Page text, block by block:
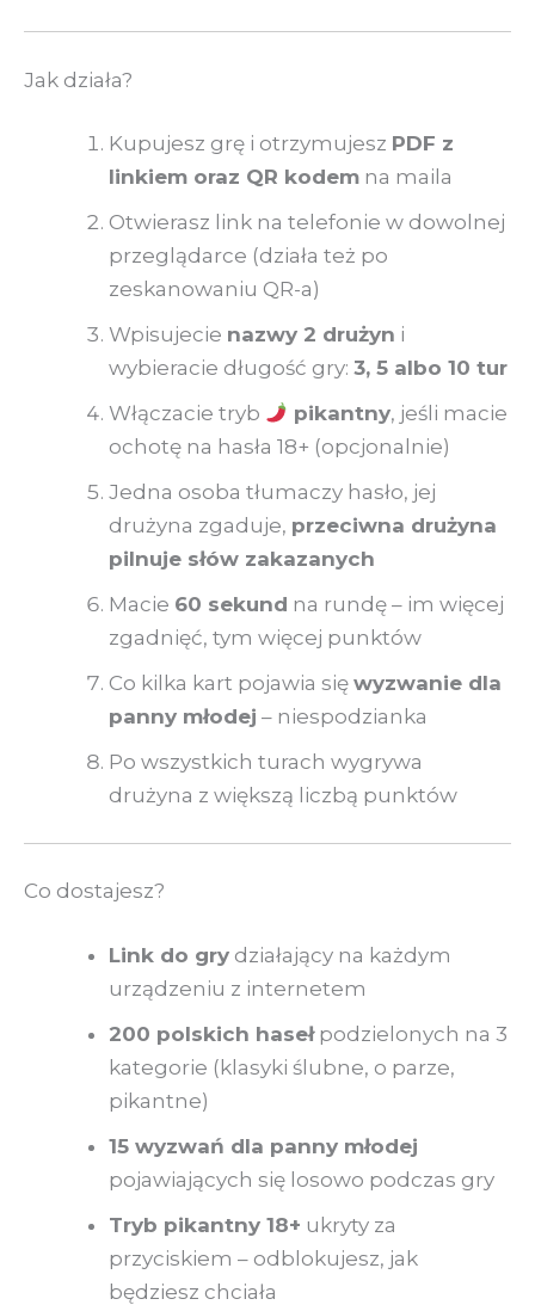
Jak działa?
Kupujesz grę i otrzymujesz PDF z
linkiem oraz QR kodem na maila
Otwierasz link na telefonie w dowolnej
przeglądarce (działa też po
zeskanowaniu QR-a)
Wpisujecie nazwy 2 drużyn i
wybieracie długość gry: 3, 5 albo 10 tur
Włączacie tryb
pikantny, jeśli macie
ochotę na hasła 18+ (opcjonalnie)
Jedna osoba tłumaczy hasło, jej
drużyna zgaduje, przeciwna drużyna
pilnuje słów zakazanych
Macie 60 sekund na rundę – im więcej
zgadnięć, tym więcej punktów
Co kilka kart pojawia się wyzwanie dla
panny młodej – niespodzianka
Po wszystkich turach wygrywa
drużyna z większą liczbą punktów
Co dostajesz?
Link do gry działający na każdym
urządzeniu z internetem
200 polskich hasełpodzielonych na 3
kategorie (klasyki ślubne, o parze,
pikantne)
15 wyzwań dla panny młodej
pojawiających się losowo podczas gry
Tryb pikantny 18+ ukryty za
przyciskiem – odblokujesz, jak
będziesz chciała